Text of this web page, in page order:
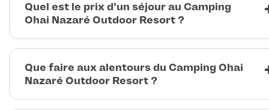
Quel est le prix d'un séjour au Camping
Ohai Nazaré Outdoor Resort ?
Que faire aux alentours du Camping Ohai
Nazaré Outdoor Resort ?